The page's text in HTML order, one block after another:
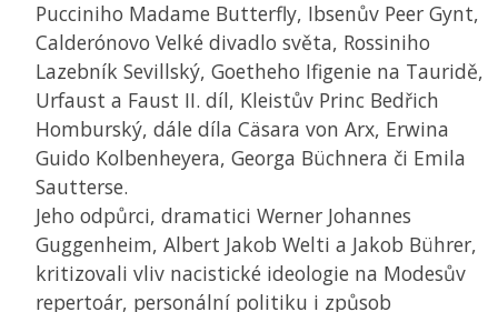
Pucciniho Madame Butterfly, Ibsenův Peer Gynt,
Calderónovo Velké divadlo světa, Rossiniho
Lazebník Sevillský, Goetheho Ifigenie na Tauridě,
Urfaust a Faust II. díl, Kleistův Princ Bedřich
Homburský, dále díla Cäsara von Arx, Erwina
Guido Kolbenheyera, Georga Büchnera či Emila
Sautterse.
Jeho odpůrci, dramatici Werner Johannes
Guggenheim, Albert Jakob Welti a Jakob Bührer,
kritizovali vliv nacistické ideologie na Modesův
repertoár, personální politiku i způsob